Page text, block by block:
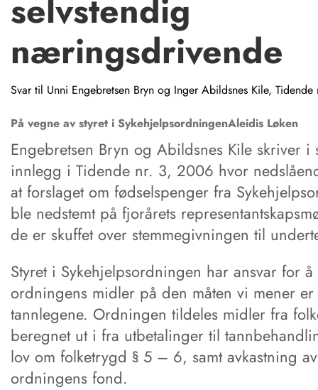
selvstendig
næringsdrivende
Svar til Unni Engebretsen Bryn og Inger Abildsnes Kile,
På vegne av styret i SykehjelpsordningenAleidis Løken
Engebretsen Bryn og Abildsnes Kile skriver i
innlegg i Tidende nr. 3, 2006 hvor
at forslaget om fødselspenger fra
ble nedstemt på fjorårets
de er skuffet over stemmegivningen til
Styret i Sykehjelpsordningen har ansvar for
ordningens midler på den måten vi mener
tannlegene. Ordningen tildeles midler fra
beregnet ut i fra utbetalinger til
lov om folketrygd § 5 – 6, samt avkastning av
ordningens fond.